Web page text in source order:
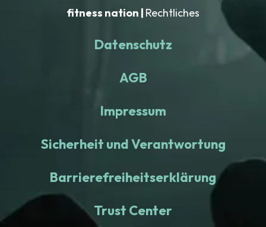
fitness nation | Rechtliches
Datenschutz
AGB
Impressum
Sicherheit und Verantwortung
Barrierefreiheitserklärung
Trust Center